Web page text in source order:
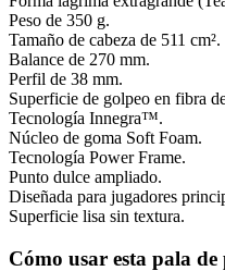
Peso de 350 g.
Tamaño de cabeza de 511 cm².
Balance de 270 mm.
Perfil de 38 mm.
Superficie de golpeo en fibra
Tecnología Innegra™.
Núcleo de goma Soft Foam.
Tecnología Power Frame.
Punto dulce ampliado.
Diseñada para jugadores
Superficie lisa sin textura.
Cómo usar esta pala de